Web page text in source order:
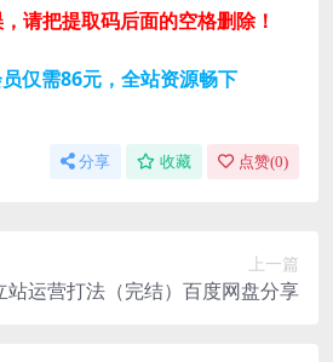
请把提取码后面的空格删除！
仅需86元，全站资源畅下
分享 收藏 点赞(0)
上一篇
站运营打法（完结）百度网盘分享